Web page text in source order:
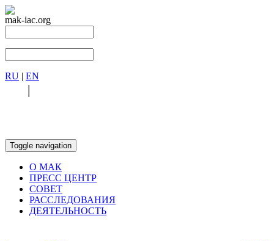
mak-iac.org
RU | EN
|
Toggle navigation
О МАК
ПРЕСС ЦЕНТР
СОВЕТ
РАССЛЕДОВАНИЯ
ДЕЯТЕЛЬНОСТЬ